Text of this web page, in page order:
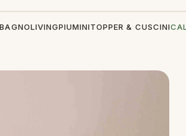
BAGNOLIVINGPIUMINITOPPER & CUSCINI